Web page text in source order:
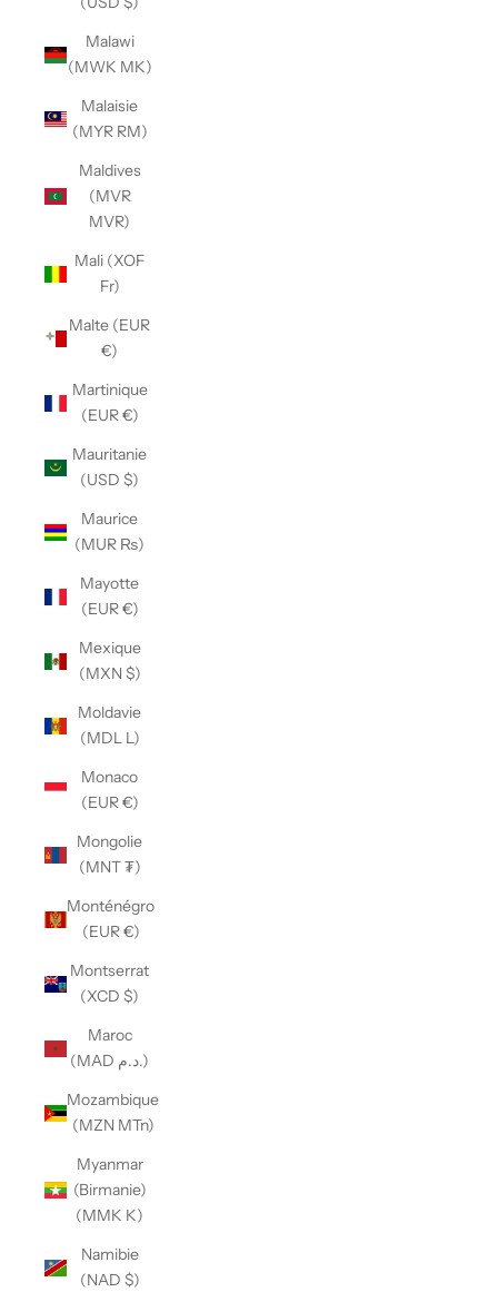
Malawi
(MWK MK)
Malaisie
(MYR RM)
Maldives
(MVR
MVR)
Mali (XOF
Fr)
Malte (EUR
€)
Martinique
(EUR €)
Mauritanie
(USD $)
Maurice
(MUR ₨)
Mayotte
(EUR €)
Mexique
(MXN $)
Moldavie
(MDL L)
Monaco
(EUR €)
Mongolie
(MNT ₮)
Monténégro
(EUR €)
Montserrat
(XCD $)
Maroc
(MAD د.م.)
Mozambique
(MZN MTn)
Myanmar
(Birmanie)
(MMK K)
Namibie
(NAD $)